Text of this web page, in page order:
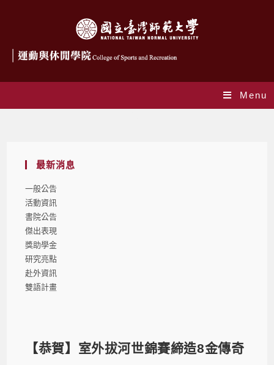
Menu
最新消息
一般公告
活動資訊
書院公告
傑出表現
獎助學金
研究亮點
赴外資訊
雙語計畫
【恭賀】室外拔河世錦賽締造8金傳奇